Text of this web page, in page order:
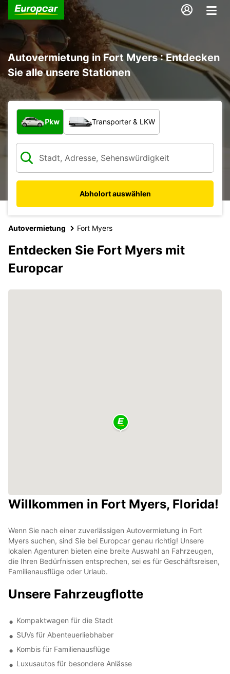
Autovermietung in Fort Myers : Entdecken
Sie alle unsere Stationen
Welche Art von Fahrzeug?
Pkw Transporter & LKW
Abholort auswählen
Autovermietung Fort Myers
Entdecken Sie Fort Myers mit
Europcar
Willkommen in Fort Myers, Florida!
Wenn Sie nach einer zuverlässigen Autovermietung in Fort
Myers suchen, sind Sie bei Europcar genau richtig! Unsere
lokalen Agenturen bieten eine breite Auswahl an Fahrzeugen,
die Ihren Bedürfnissen entsprechen, sei es für Geschäftsreisen,
Familienausflüge oder Urlaub.
Unsere Fahrzeugflotte
Kompaktwagen für die Stadt
SUVs für Abenteuerliebhaber
Kombis für Familienausflüge
Luxusautos für besondere Anlässe